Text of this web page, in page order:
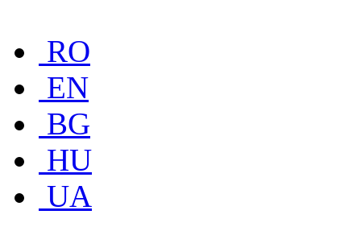
RO
EN
BG
HU
UA